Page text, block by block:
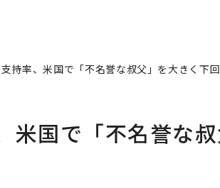
持率、米国で「不名誉な叔父」を大きく下
米国で「不名誉な